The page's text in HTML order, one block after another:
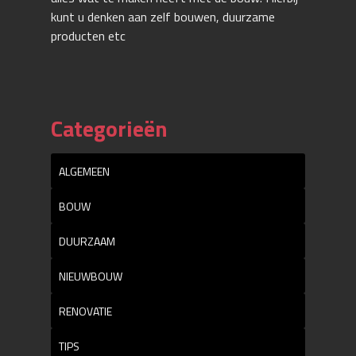
kunt u denken aan zelf bouwen, duurzame
producten etc
Categorieën
ALGEMEEN
BOUW
DUURZAAM
NIEUWBOUW
RENOVATIE
TIPS